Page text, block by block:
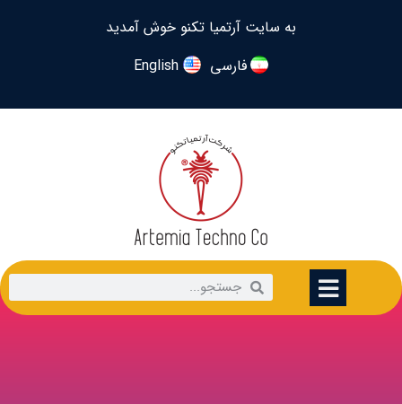
به سایت آرتمیا تکنو خوش آمدید
فارسی
English